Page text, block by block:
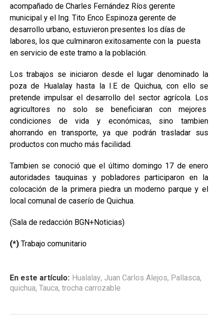
acompañado de Charles Fernández Ríos gerente
municipal y el Ing. Tito Enco Espinoza gerente de
desarrollo urbano, estuvieron presentes los días de
labores, los que culminaron exitosamente con la puesta
en servicio de este tramo a la población.
Los trabajos se iniciaron desde el lugar denominado la
poza de Hualalay hasta la I.E de Quichua, con ello se
pretende impulsar el desarrollo del sector agrícola. Los
agricultores no solo se beneficiaran con mejores
condiciones de vida y económicas, sino tambien
ahorrando en transporte, ya que podrán trasladar sus
productos con mucho más facilidad.
Tambien se conoció que el último domingo 17 de enero
autoridades tauquinas y pobladores participaron en la
colocación de la primera piedra un moderno parque y el
local comunal de caserío de Quichua.
(Sala de redacción BGN+Noticias)
(*) Trabajo comunitario
En este artículo: Hualalay, Juan Carlos Alejos, Pallasca,
quichua, Tauca, trocha carrozable